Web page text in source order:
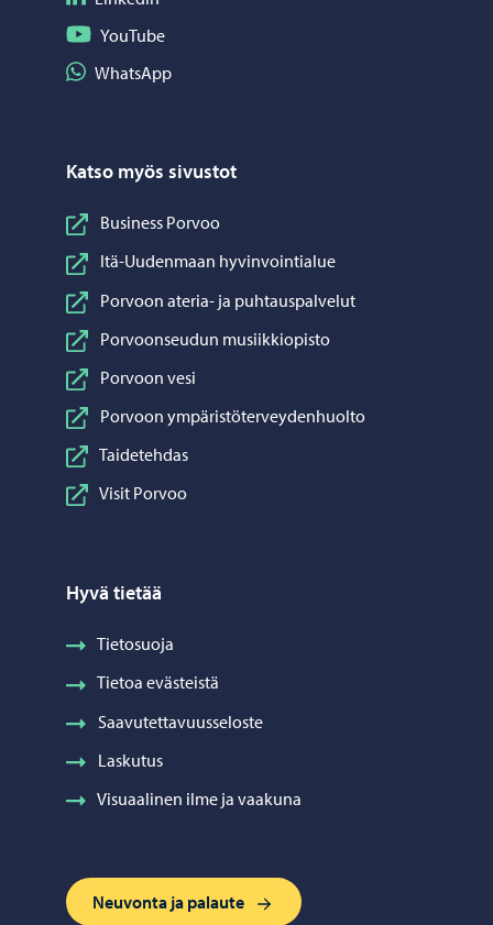
Seuraa YouTube
YouTube
Jaa WhatsApp
WhatsApp
Katso myös sivustot
Business Porvoo
Itä-Uudenmaan hyvinvointialue
Porvoon ateria- ja puhtauspalvelut
Porvoonseudun musiikkiopisto
Porvoon vesi
Porvoon ympäristöterveydenhuolto
Taidetehdas
Visit Porvoo
Hyvä tietää
Tietosuoja
Tietoa evästeistä
Saavutettavuusseloste
Laskutus
Visuaalinen ilme ja vaakuna
Neuvonta ja palaute